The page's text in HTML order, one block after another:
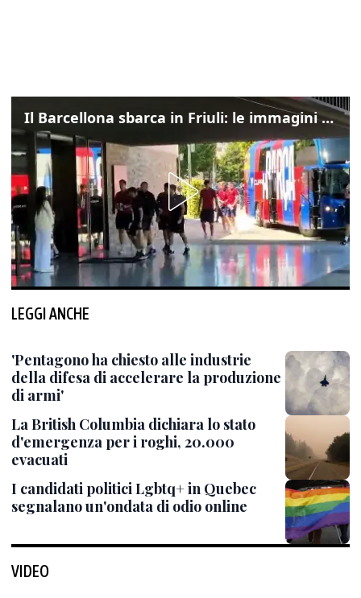
Il Barcellona sbarca in Friuli: le immagini dell'arrivo in albergo
LEGGI ANCHE
'Pentagono ha chiesto alle industrie
della difesa di accelerare la produzione
di armi'
La British Columbia dichiara lo stato
d'emergenza per i roghi, 20.000
evacuati
I candidati politici Lgbtq+ in Quebec
segnalano un'ondata di odio online
VIDEO